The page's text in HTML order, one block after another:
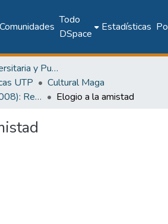
Comunidades
Todo
DSpace
Estadísticas
Editorial Universitaria y Publicaciones Seriadas
UTP
Cultural Maga
Vol. 62, Núm. 1 (2008): Revista Maga
Elogio a la amistad